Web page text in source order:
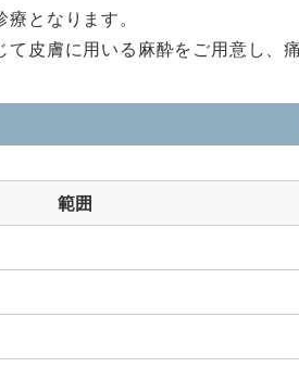
となります。
て皮膚に用いる麻酔をご用意し、
範囲